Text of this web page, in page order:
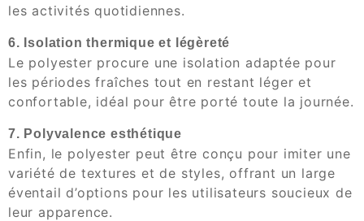
les activités quotidiennes.
6. Isolation thermique et légèreté
Le polyester procure une isolation adaptée pour
les périodes fraîches tout en restant léger et
confortable, idéal pour être porté toute la journée.
7. Polyvalence esthétique
Enfin, le polyester peut être conçu pour imiter une
variété de textures et de styles, offrant un large
éventail d’options pour les utilisateurs soucieux de
leur apparence.